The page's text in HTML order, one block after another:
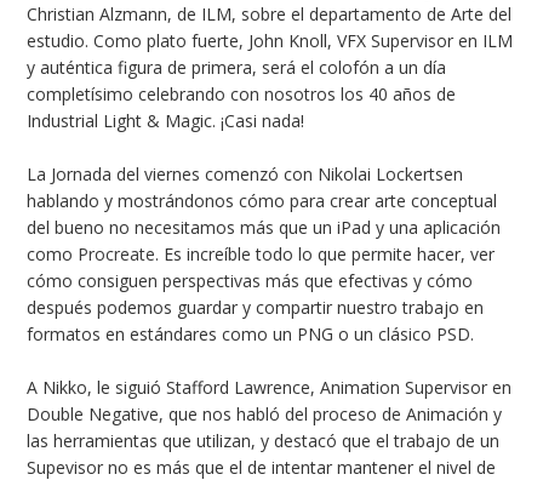
Christian Alzmann, de ILM, sobre el departamento de Arte del
estudio. Como plato fuerte, John Knoll, VFX Supervisor en ILM
y auténtica figura de primera, será el colofón a un día
completísimo celebrando con nosotros los 40 años de
Industrial Light & Magic. ¡Casi nada!
La Jornada del viernes comenzó con Nikolai Lockertsen
hablando y mostrándonos cómo para crear arte conceptual
del bueno no necesitamos más que un iPad y una aplicación
como Procreate. Es increíble todo lo que permite hacer, ver
cómo consiguen perspectivas más que efectivas y cómo
después podemos guardar y compartir nuestro trabajo en
formatos en estándares como un PNG o un clásico PSD.
A Nikko, le siguió Stafford Lawrence, Animation Supervisor en
Double Negative, que nos habló del proceso de Animación y
las herramientas que utilizan, y destacó que el trabajo de un
Supevisor no es más que el de intentar mantener el nivel de